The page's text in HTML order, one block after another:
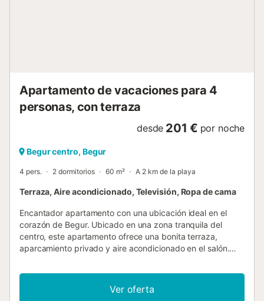
Apartamento de vacaciones para 4
personas, con terraza
desde 201 € por noche
Begur centro, Begur
4 pers. 2 dormitorios 60 m² A 2 km de la playa
Terraza, Aire acondicionado, Televisión, Ropa de cama
Encantador apartamento con una ubicación ideal en el
corazón de Begur. Ubicado en una zona tranquila del
centro, este apartamento ofrece una bonita terraza,
aparcamiento privado y aire acondicionado en el salón.
da paso a un salón-comedor de planta abierta con acceso
a una agradable terraza, una cocina totalmente equipada
con lavadero, una habitación doble con baño en suite
Ver oferta